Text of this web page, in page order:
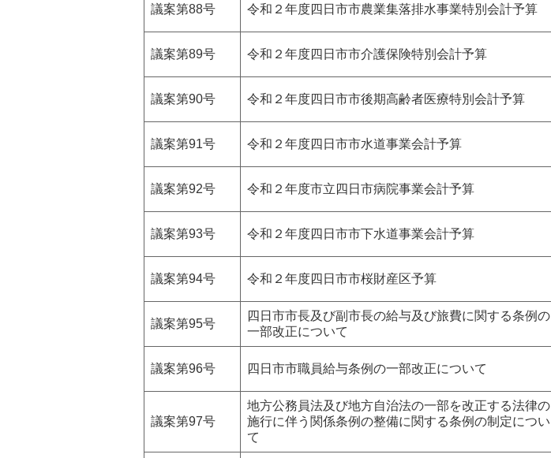
議案第88号 令和２年度四日市市農業集落排水事業特別会計予算
議案第89号 令和２年度四日市市介護保険特別会計予算
議案第90号 令和２年度四日市市後期高齢者医療特別会計予算
議案第91号 令和２年度四日市市水道事業会計予算
議案第92号 令和２年度市立四日市病院事業会計予算
議案第93号 令和２年度四日市市下水道事業会計予算
議案第94号 令和２年度四日市市桜財産区予算
議案第95号
四日市市長及び副市長の給与及び旅費に関する条例の
一部改正について
議案第96号 四日市市職員給与条例の一部改正について
議案第97号
地方公務員法及び地方自治法の一部を改正する法律の
施行に伴う関係条例の整備に関する条例の制定につい
て